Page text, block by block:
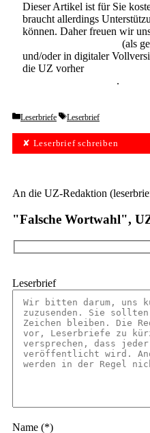
Dieser Artikel ist für Sie
braucht allerdings
können. Daher freuen wir
(als
und/oder in digitaler
die UZ vorher
.
Categories
Leserbriefe Tags
Leserbrief
✘ Leserbrief schreiben
An die UZ-Redaktion
"Falsche Wortwahl",
Leserbrief
Name (*)